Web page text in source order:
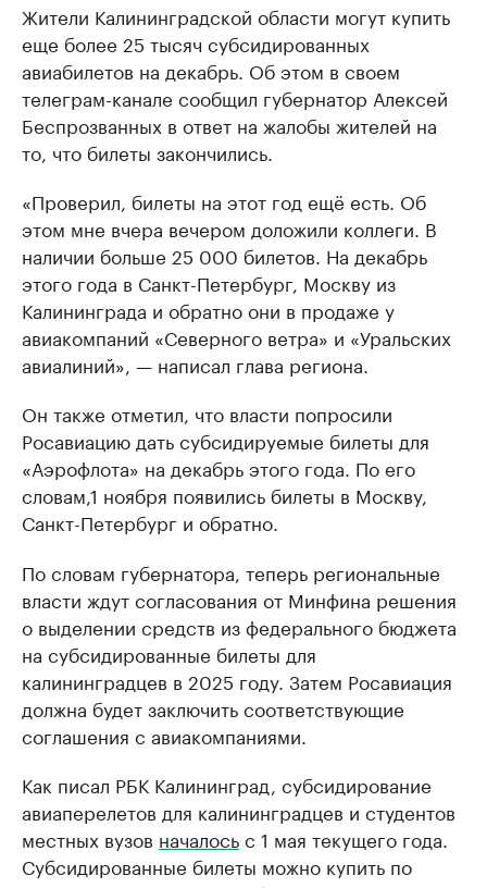
Жители Калининградской области могут купить
еще более 25 тысяч субсидированных
авиабилетов на декабрь. Об этом в своем
телеграм-канале сообщил губернатор Алексей
Беспрозванных в ответ на жалобы жителей на
то, что билеты закончились.
«Проверил, билеты на этот год ещё есть. Об
этом мне вчера вечером доложили коллеги. В
наличии больше 25 000 билетов. На декабрь
этого года в Санкт-Петербург, Москву из
Калининграда и обратно они в продаже у
авиакомпаний «Северного ветра» и «Уральских
авиалиний», — написал глава региона.
Он также отметил, что власти попросили
Росавиацию дать субсидируемые билеты для
«Аэрофлота» на декабрь этого года. По его
словам,1 ноября появились билеты в Москву,
Санкт-Петербург и обратно.
По словам губернатора, теперь региональные
власти ждут согласования от Минфина решения
о выделении средств из федерального бюджета
на субсидированные билеты для
калининградцев в 2025 году. Затем Росавиация
должна будет заключить соответствующие
соглашения с авиакомпаниями.
Как писал РБК Калининград, субсидирование
авиаперелетов для калининградцев и студентов
местных вузов началосьс 1 мая текущего года.
Субсидированные билеты можно купить по